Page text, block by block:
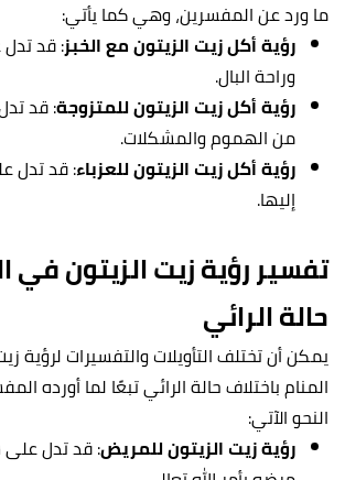
ما ورد عن المفسرين، وهي كما يأتي:
رؤية أكل زيت الزيتون مع الخبز: قد
وراحة البال.
رؤية أكل زيت الزيتون للمتزوجة: قد
من الهموم والمشكلات.
رؤية أكل زيت الزيتون للعزباء: قد تدل
إليها.
تفسير رؤية زيت الزيتون
حالة الرائي
يمكن أن تختلف التأويلات والتفسيرات لرؤية
المنام باختلاف حالة الرائي تبعًا لما أورده
النحو الآتي:
رؤية زيت الزيتون للمريض: قد تدل